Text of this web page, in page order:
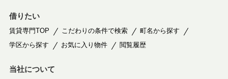
借りたい
賃貸専門TOP こだわりの条件で検索
町名から探す
学区から探す
お気に入り物件 閲覧履歴
当社について